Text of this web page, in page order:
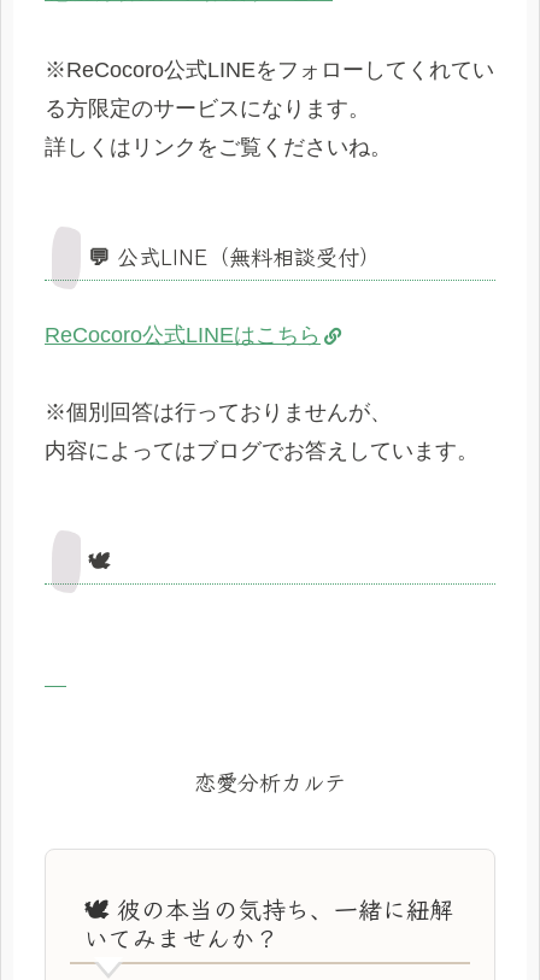
※ReCocoro公式LINEをフォローしてくれてい
る方限定のサービスになります。
詳しくはリンクをご覧くださいね。
💬 公式LINE（無料相談受付）
ReCocoro公式LINEはこちら
※個別回答は行っておりませんが、
内容によってはブログでお答えしています。
🕊️
恋愛分析カルテ
🕊️ 彼の本当の気持ち、一緒に紐解
いてみませんか？